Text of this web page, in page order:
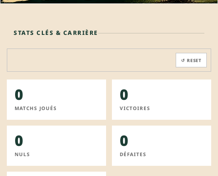
STATS CLÉS & CARRIÈRE
↺ RESET
0
MATCHS JOUÉS
0
VICTOIRES
0
NULS
0
DÉFAITES